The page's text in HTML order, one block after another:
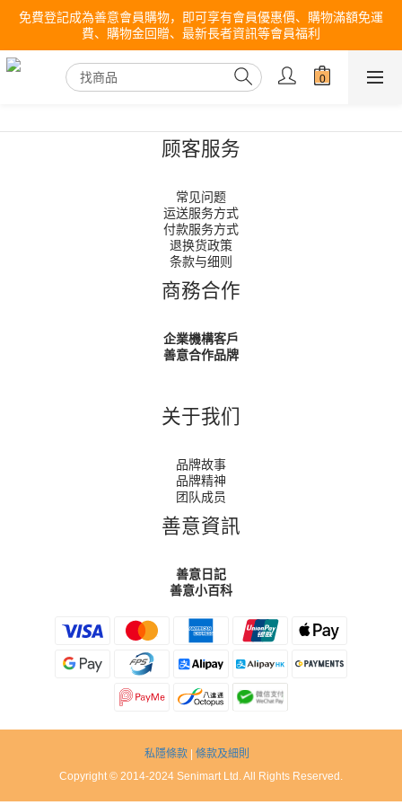
免費登記成為善意會員購物，即可享有會員優惠價、購物滿額免運
費、購物金回贈、最新長者資訊等會員福利
顾客服务
常见问题
运送服务方式
付款服务方式
退换货政策
条款与细则
商務合作
企業機構客戶
善意合作品牌
关于我们
品牌故事
品牌精神
团队成员
善意資訊
善意日記
善意小百科
私隱條款
條款及細則
Copyright © 2014-2024 Senimart Ltd. All Rights Reserved.